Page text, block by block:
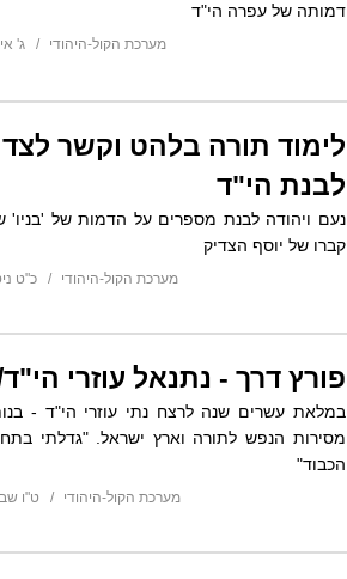
דמותה של עפרה הי"ד
מערכת הקול-היהודי ג'
לימוד תורה בלהט וקשר
לבנת הי"ד
נעם ויהודה לבנת מספרים על הדמות של
קברו של יוסף הצדיק
מערכת הקול-היהודי כ"ט ניסן
פורץ דרך - נתנאל עוזרי
במלאת עשרים שנה לרצח נתי עוזרי הי"ד -
מסירות הנפש לתורה וארץ ישראל. "גדלתי
הכבוד"
מערכת הקול-היהודי ט"ו שבט